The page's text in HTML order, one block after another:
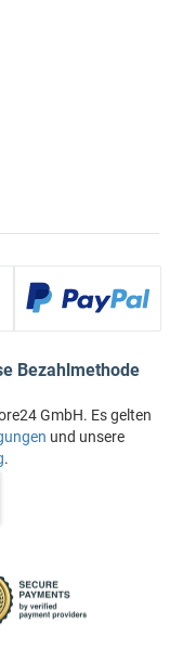
Bezahlmethode
GmbH. Es gelten
und unsere
.